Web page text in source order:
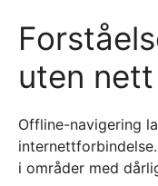
uten nett
Offline-navigering
i områder med